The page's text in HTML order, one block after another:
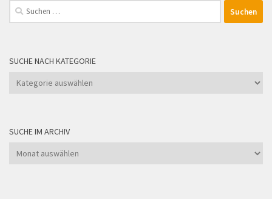
Suchen
nach:
SUCHE NACH KATEGORIE
Suche
SUCHE IM ARCHIV
Suche